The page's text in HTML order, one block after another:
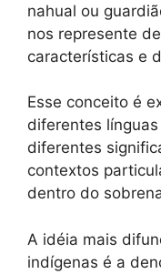
nahual ou
nos represente
características e
Esse conceito é
diferentes
diferentes
contextos
dentro do
A idéia mais
indígenas é a